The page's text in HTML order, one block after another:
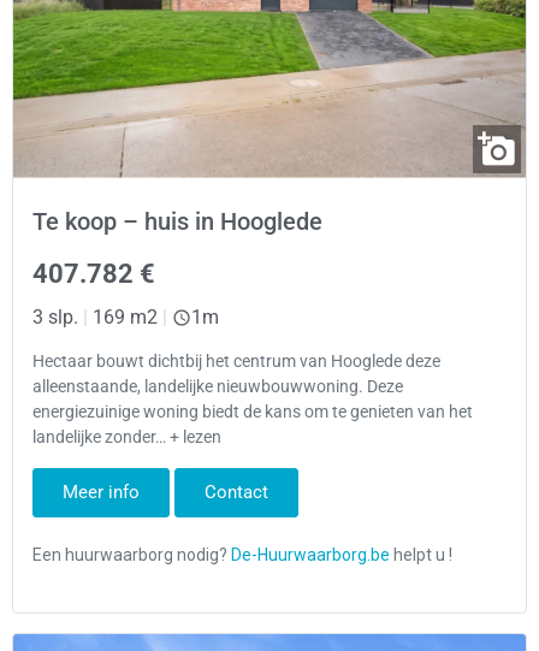
Te koop – huis in Hooglede
407.782 €
3 slp. | 169 m2 | 1m
Hectaar bouwt dichtbij het centrum van Hooglede deze
alleenstaande, landelijke nieuwbouwwoning. Deze
energiezuinige woning biedt de kans om te genieten van het
landelijke zonder… + lezen
Meer info Contact